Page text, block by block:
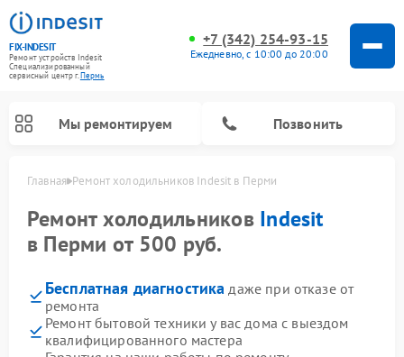
FIX-INDESIT
Ремонт устройств Indesit
Специализированный
cервисный центр г.Пермь
+7 (342) 254-93-15
Ежедневно, с 10:00 до 20:00
Мы ремонтируем Позвонить
Главная Ремонт холодильников Indesit в Перми
Ремонт холодильников Indesit
в Перми от 500 руб.
Бесплатная диагностика даже при отказе от
ремонта
Ремонт бытовой техники у вас дома с выездом
квалифицированного мастера